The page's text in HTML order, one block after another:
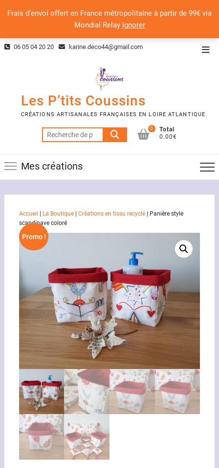
Frais d'envoi offert en France métropolitaine à partir de 99€ via
Mondial Relay Ignorer
Skip 06 05 04 20 20 karine.deco44@gmail.com
Les P’tits Coussins
CRÉATIONS ARTISANALES FRANÇAISES EN LOIRE ATLANTIQUE
Recherche
pour :
0
Total
0.00€
Mes créations
Accueil La Boutique| Créations en tissu recyclé|
Panière style
scandinave coloré
Promo !